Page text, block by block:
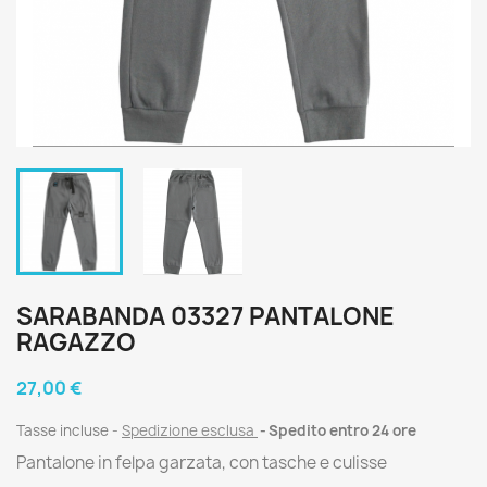
SARABANDA 03327 PANTALONE
RAGAZZO
27,00 €
Tasse incluse Spedizione esclusa Spedito entro 24 ore
Pantalone in felpa garzata, con tasche e culisse